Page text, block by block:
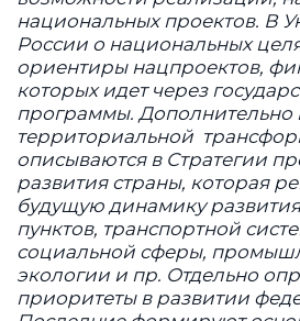
национальных проектов. В
России о национальных
ориентиры нацпроектов,
которых идет через
программы. Дополнительно
территориальной
описываются в Стратегии
развития страны, которая
будущую динамику
пунктов, транспортной
социальной сферы,
экологии и пр. Отдельно
приоритеты в развитии